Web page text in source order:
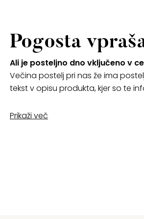
Pogosta
Ali je posteljno dno vključeno v
Večina postelj pri nas že ima
tekst v opisu produkta, kjer so te
Prikaži več